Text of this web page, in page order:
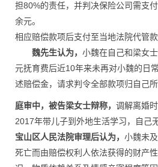
担80%的责任，并判决保险公司需支
余元。
相应赔偿款项后支付至当地法院代管
魏先生认为， 小魏在自己和梁女
元抚育费后近10年来未再对小魏的日
述赔偿金，请求判令全部款项归自己所
庭审中，被告梁女士辩称， 调解离婚
2017年带儿子到外地生活学习，自己
宝山区人民法院审理后认为， 小魏未
死亡而由赔偿权利人依法获得的财产